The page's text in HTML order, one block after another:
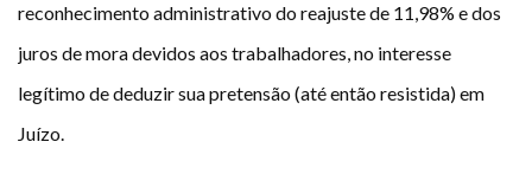
reconhecimento administrativo do reajuste de 11,98% e dos
juros de mora devidos aos trabalhadores, no interesse
legítimo de deduzir sua pretensão (até então resistida) em
Juízo.